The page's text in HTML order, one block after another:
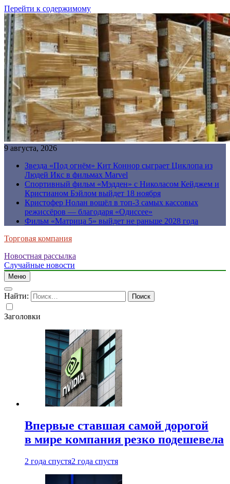
Перейти к содержимому
9 августа, 2026
Звезда «Под огнём» Кит Коннор сыграет Циклопа из
Людей Икс в фильмах Marvel
Спортивный фильм «Мэдден» с Николасом Кейджем и
Кристианом Бэйлом выйдет 18 ноября
Кристофер Нолан вошёл в топ-3 самых кассовых
режиссёров — благодаря «Одиссее»
Фильм «Матрица 5» выйдет не раньше 2028 года
Торговая компания
Новостная рассылка
Случайные новости
Меню
Найти:
Заголовки
Впервые ставшая самой дорогой
в мире компания резко подешевела
2 года спустя2 года спустя